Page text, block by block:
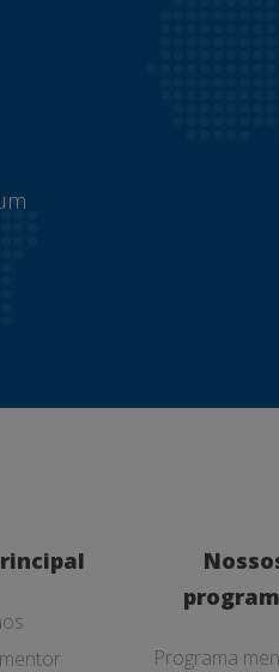
Programa